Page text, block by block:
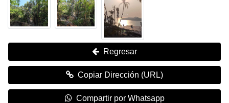
Regresar
Copiar Dirección (URL)
Compartir por Whatsapp